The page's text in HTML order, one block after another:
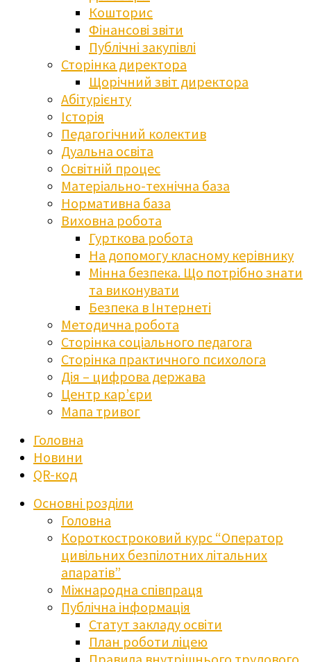
Кошторис
Фінансові звіти
Публічні закупівлі
Сторінка директора
Щорічний звіт директора
Абітурієнту
Історія
Педагогічний колектив
Дуальна освіта
Освітній процес
Матеріально-технічна база
Нормативна база
Виховна робота
Гурткова робота
На допомогу класному керівнику
Мінна безпека. Що потрібно знати
та виконувати
Безпека в Інтернеті
Методична робота
Сторінка соціального педагога
Сторінка практичного психолога
Дія – цифрова держава
Центр кар’єри
Мапа тривог
Головна
Новини
QR-код
Основні розділи
Головна
Короткостроковий курс “Оператор
цивільних безпілотних літальних
апаратів”
Міжнародна співпраця
Публічна інформація
Статут закладу освіти
План роботи ліцею